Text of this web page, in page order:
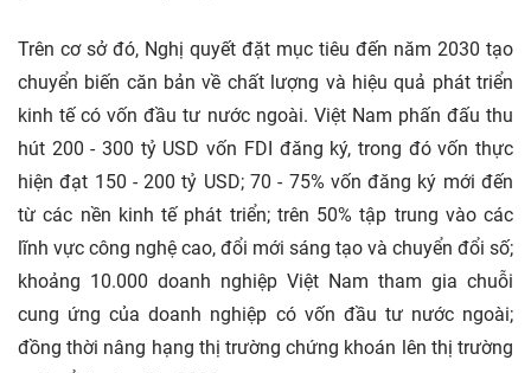
Trên cơ sở đó, Nghị quyết đặt mục tiêu đến năm 2030 tạo
chuyển biến căn bản về chất lượng và hiệu quả phát triển
kinh tế có vốn đầu tư nước ngoài. Việt Nam phấn đấu thu
hút 200 - 300 tỷ USD vốn FDI đăng ký, trong đó vốn thực
hiện đạt 150 - 200 tỷ USD; 70 - 75% vốn đăng ký mới đến
từ các nền kinh tế phát triển; trên 50% tập trung vào các
lĩnh vực công nghệ cao, đổi mới sáng tạo và chuyển đổi số;
khoảng 10.000 doanh nghiệp Việt Nam tham gia chuỗi
cung ứng của doanh nghiệp có vốn đầu tư nước ngoài;
đồng thời nâng hạng thị trường chứng khoán lên thị trường